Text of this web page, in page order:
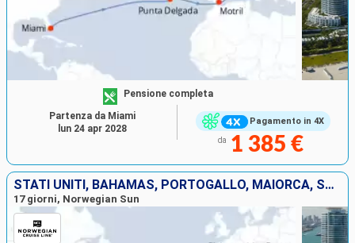
Pagamento in 4X
Pensione completa
da 1 385 €
Partenza da Miami
lun 24 apr 2028
STATI UNITI, BAHAMAS, PORTOGALLO, MAIORCA, SPAGNA, FRANCIA, ITALIA
17 giorni, Norwegian Sun